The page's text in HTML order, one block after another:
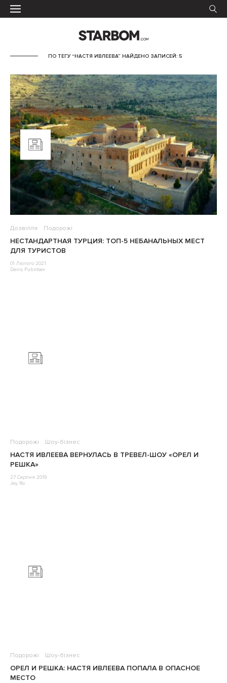
ПО ТЕГУ “НАСТЯ ИВЛЕЕВА” НАЙДЕНО ЗАПИСЕЙ: 5
Дозвілля Подорожі
НЕСТАНДАРТНАЯ ТУРЦИЯ: ТОП-5 НЕБАНАЛЬНЫХ МЕСТ
ДЛЯ ТУРИСТОВ
01 Лютого 2021
Denis Putintsev
Подорожі Шоу-бізнес
НАСТЯ ИВЛЕЕВА ВЕРНУЛАСЬ В ТРЕВЕЛ-ШОУ «ОРЕЛ И
РЕШКА»
27 Серпня 2019
Jey Ro
Подорожі Шоу-бізнес
ОРЕЛ И РЕШКА: НАСТЯ ИВЛЕЕВА ПОПАЛА В ОПАСНОЕ
МЕСТО